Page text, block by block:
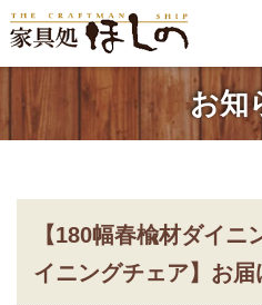
お知
【180幅春楡材ダイ
イニングチェア】お届